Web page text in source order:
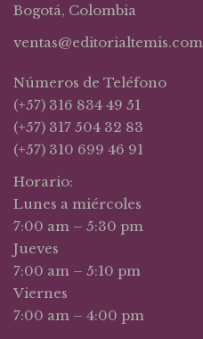
Bogotá, Colombia
ventas@editorialtemis.com
Números de Teléfono
(+57) 316 834 49 51
(+57) 317 504 32 83
(+57) 310 699 46 91
Horario:
Lunes a miércoles
7:00 am – 5:30 pm
Jueves
7:00 am – 5:10 pm
Viernes
7:00 am – 4:00 pm